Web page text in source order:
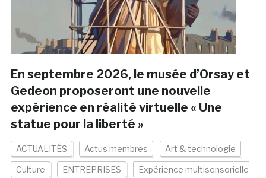
En septembre 2026, le musée d’Orsay et
Gedeon proposeront une nouvelle
expérience en réalité virtuelle « Une
statue pour la liberté »
ACTUALITÉS Actus membres Art & technologie
Culture ENTREPRISES Expérience multisensorielle